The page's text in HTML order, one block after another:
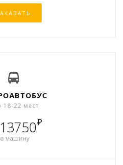
22 мест
₽
машину